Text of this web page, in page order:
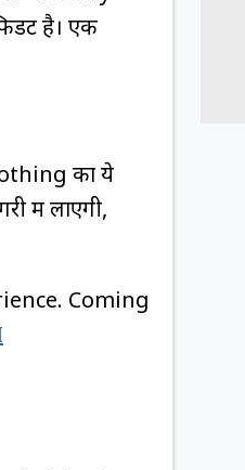
है। एक
का ये
में लाएगी,
Coming